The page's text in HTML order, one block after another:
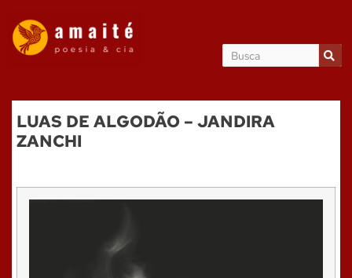
LUAS DE ALGODÃO – JANDIRA
ZANCHI